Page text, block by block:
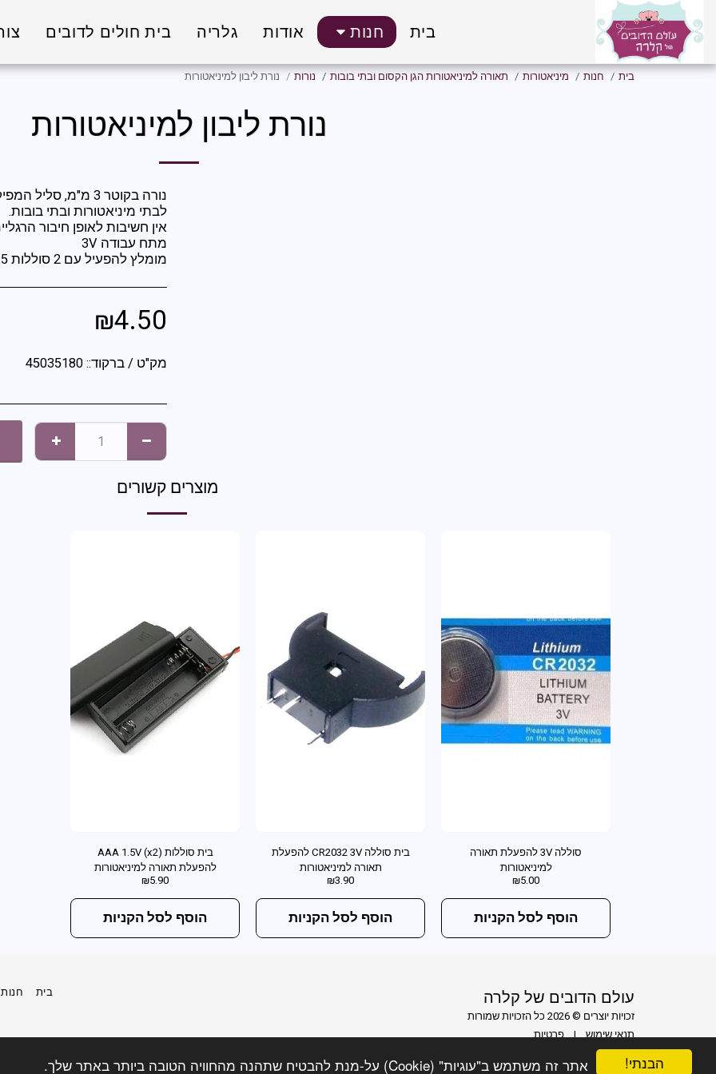
הבנתי! אתר זה משתמש ב"עוגיות" (Cookie) על-מנת להבטיח שתהנה מהחוויה הטובה ביותר באתר שלך.
בית חנות אודות גלריה בית חולים לדובים
בית חנות מיניאטורות תאורה למיניאטורות הגן הקסום ובתי בובות נורות נורת ליבון למיניאטורות
נורת ליבון למיניאטורות
נורה בקוטר 3 מ"מ,
מומלץ להפעיל עם 2 סוללות 1.5 וולט מסוג AAA.
₪4.50
מק"ט / ברקוד:: 45035180
מוצרים קשורים
סוללה 3V להפעלת תאורה
למיניאטורות
₪5.00
הוסף לסל הקניות
בית סוללה CR2032 3V להפעלת
תאורה למיניאטורות
₪3.90
הוסף לסל הקניות
בית סוללות (AAA 1.5V (x2
להפעלת תאורה למיניאטורות
₪5.90
הוסף לסל הקניות
עולם הדובים של קלרה
זכויות יוצרים © 2026 כל הזכויות שמורות
תנאי שימוש|פרטיות
בית חנות